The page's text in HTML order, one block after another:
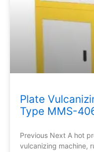
Plate
Type MMS-
Previous Next A hot
vulcanizing machine,